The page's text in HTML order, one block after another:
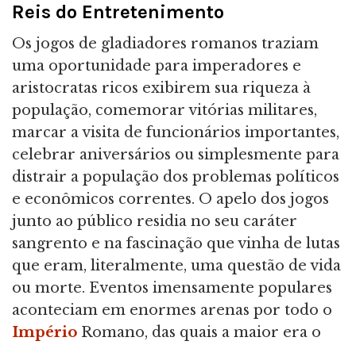
Reis do Entretenimento
Os jogos de gladiadores romanos traziam
uma oportunidade para imperadores e
aristocratas ricos exibirem sua riqueza à
população, comemorar vitórias militares,
marcar a visita de funcionários importantes,
celebrar aniversários ou simplesmente para
distrair a população dos problemas políticos
e econômicos correntes. O apelo dos jogos
junto ao público residia no seu caráter
sangrento e na fascinação que vinha de lutas
que eram, literalmente, uma questão de vida
ou morte. Eventos imensamente populares
aconteciam em enormes arenas por todo o
Império Romano, das quais a maior era o